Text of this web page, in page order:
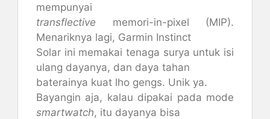
mempunyai
transflective memori-in-pixel (MIP).
Menariknya lagi, Garmin Instinct
Solar ini memakai tenaga surya untuk isi
ulang dayanya, dan daya tahan
baterainya kuat lho gengs. Unik ya.
Bayangin aja, kalau dipakai pada mode
smartwatch, itu dayanya bisa